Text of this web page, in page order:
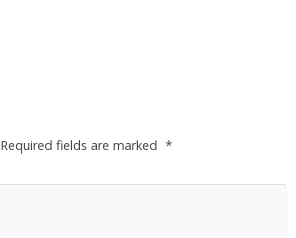
Required fields are marked *